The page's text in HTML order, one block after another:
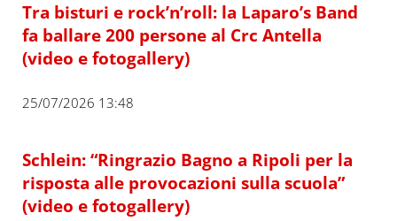
Tra bisturi e rock’n’roll: la Laparo’s Band
fa ballare 200 persone al Crc Antella
(video e fotogallery)
25/07/2026 13:48
Schlein: “Ringrazio Bagno a Ripoli per la
risposta alle provocazioni sulla scuola”
(video e fotogallery)